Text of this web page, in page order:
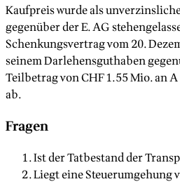
Kaufpreis wurde als
gegenüber der E. AG
Schenkungsvertrag vom 20.
seinem Darlehensguthaben
Teilbetrag von CHF 1.55 Mio. an
ab.
Fragen
Ist der Tatbestand der
Liegt eine Steuerumgehung